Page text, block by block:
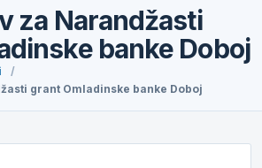
za Narandžasti
banke Doboj
grant Omladinske banke Doboj